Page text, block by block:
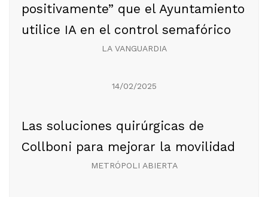
positivamente” que el Ayuntamiento
utilice IA en el control semafórico
LA VANGUARDIA
14/02/2025
Las soluciones quirúrgicas de
Collboni para mejorar la movilidad
METRÓPOLI ABIERTA